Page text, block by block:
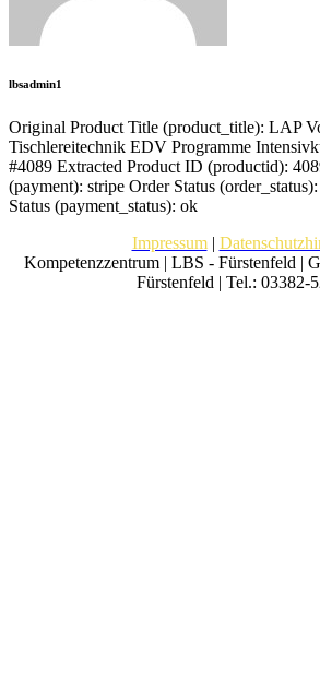
lbsadmin1
Original Product Title (product_title): LAP
Tischlereitechnik EDV Programme
#4089 Extracted Product ID (productid):
(payment): stripe Order Status
Status (payment_status): ok
Impressum|
Kompetenzzentrum | LBS - Fürstenfeld |
Fürstenfeld | Tel.: 03382-